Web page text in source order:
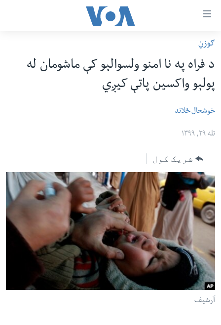
رسي
وړ
اتصالات
متن
ته
عمومي
لارښود
ته
لاړ
شئ
ځای
لاړ
شئ
افغانستان
سیمه
امریکا
ځوانان
د بیان ازادي
روغتیا
سرمقاله
له مونږ سره په تماس کې پاتې شئ
ژبې
ګوزڼ
د فراه په نا امنو ولسوالېو کې ماشومان له
پولېو واکسین پاتې کیږي
خوشحال ځلاند
تله ۲۹, ۱۳۹۹
شریک کول
آرشیف